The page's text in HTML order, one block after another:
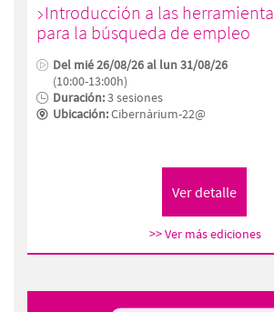
Introducción a las
para la búsqueda de empleo
Del mié 26/08/26 al lun 31/08/26
(10:00-13:00h)
Duración:3 sesiones
Ubicación:Cibernàrium-22@
>> Ver más ediciones